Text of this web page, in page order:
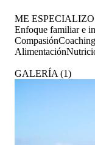
ME
Enfoque familiar e
Compasión
Alimentación
GALERÍA (1)